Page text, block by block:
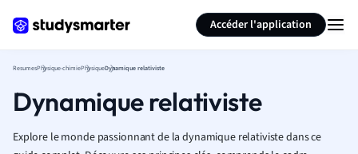
Accéder l'application
ResumesPhysique-chimiePhysiqueDynamique relativiste
Dynamique relativiste
Explore le monde passionnant de la dynamique relativiste dans ce
Résumer la page